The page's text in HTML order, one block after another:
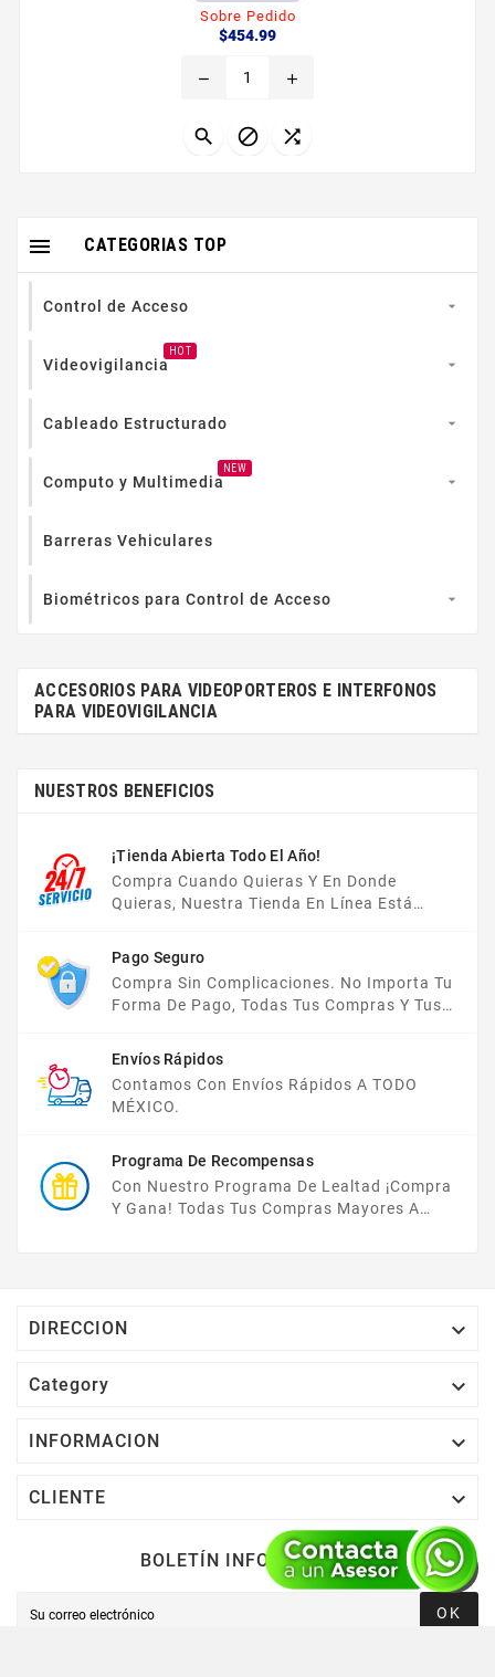
TID600R Material Policarbonato Dimensiones 477 x
298 x 1636 mm Peso 35g
Sobre Pedido
$454.99Precio
remove add
  
CATEGORIAS TOP

Control de Acceso 
Videovigilancia
HOT

Cableado Estructurado 
Computo y Multimedia
NEW

Barreras Vehiculares
Biométricos para Control de Acceso 
ACCESORIOS PARA VIDEOPORTEROS E INTERFONOS
PARA VIDEOVIGILANCIA
NUESTROS BENEFICIOS
¡Tienda Abierta Todo El Año!
Compra Cuando Quieras Y En Donde
Quieras, Nuestra Tienda En Línea Está
Pago Seguro
Compra Sin Complicaciones. No Importa Tu
Forma De Pago, Todas Tus Compras Y Tus
Envíos Rápidos
Contamos Con Envíos Rápidos A TODO
MÉXICO.
Programa De Recompensas
Con Nuestro Programa De Lealtad ¡compra
Y Gana! Todas Tus Compras Mayores A
DIRECCION 
Category 
INFORMACION 
CLIENTE 
BOLETÍN INFORMATIVO
OK